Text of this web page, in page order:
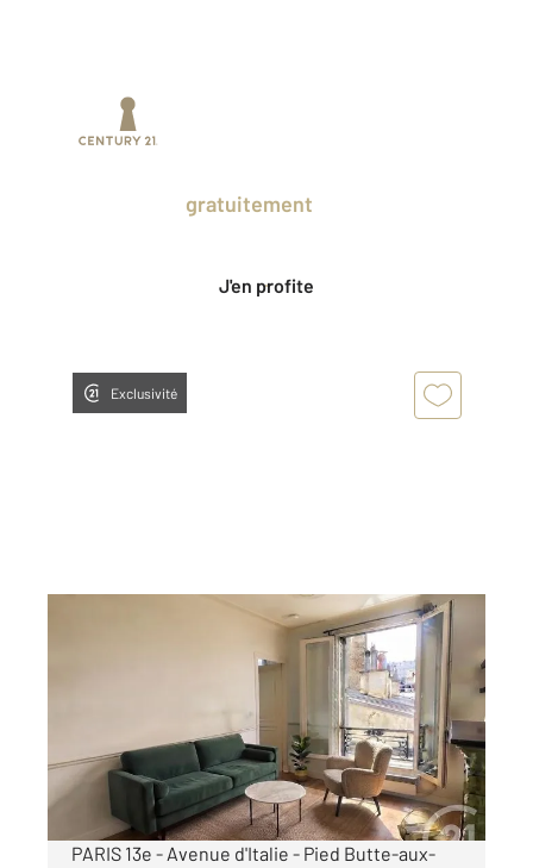
gratuitement
J'en profite
Exclusivité
Appartement F2 à vendre
330 000 €
Visiter le site dédié
PARIS 13e - Avenue d'Italie - Pied Butte-aux-